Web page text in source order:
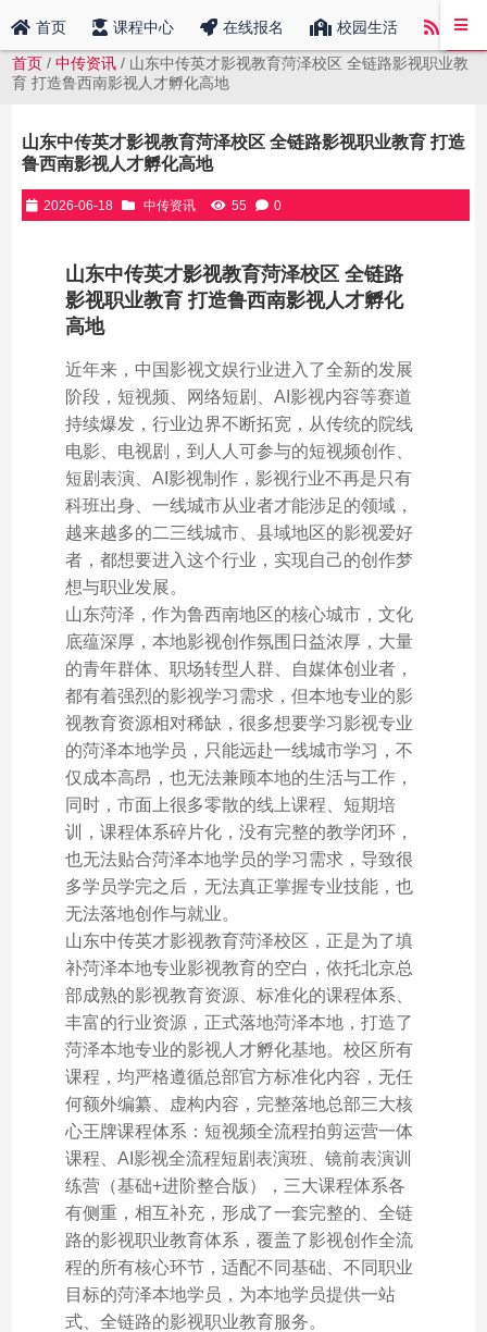
首页 课程中心 在线报名 校园生活 中传
首页 /中传资讯 / 山东中传英才影视教育菏泽校区 全链路影视职业教
育 打造鲁西南影视人才孵化高地
山东中传英才影视教育菏泽校区 全链路影视职业教育 打造
鲁西南影视人才孵化高地
2026-06-18 中传资讯 55 0
山东中传英才影视教育菏泽校区 全链路
影视职业教育 打造鲁西南影视人才孵化
高地
近年来，中国影视文娱行业进入了全新的发展
阶段，短视频、网络短剧、AI影视内容等赛道
持续爆发，行业边界不断拓宽，从传统的院线
电影、电视剧，到人人可参与的短视频创作、
短剧表演、AI影视制作，影视行业不再是只有
科班出身、一线城市从业者才能涉足的领域，
越来越多的二三线城市、县域地区的影视爱好
者，都想要进入这个行业，实现自己的创作梦
想与职业发展。
山东菏泽，作为鲁西南地区的核心城市，文化
底蕴深厚，本地影视创作氛围日益浓厚，大量
的青年群体、职场转型人群、自媒体创业者，
都有着强烈的影视学习需求，但本地专业的影
视教育资源相对稀缺，很多想要学习影视专业
的菏泽本地学员，只能远赴一线城市学习，不
仅成本高昂，也无法兼顾本地的生活与工作，
同时，市面上很多零散的线上课程、短期培
训，课程体系碎片化，没有完整的教学闭环，
也无法贴合菏泽本地学员的学习需求，导致很
多学员学完之后，无法真正掌握专业技能，也
无法落地创作与就业。
山东中传英才影视教育菏泽校区，正是为了填
补菏泽本地专业影视教育的空白，依托北京总
部成熟的影视教育资源、标准化的课程体系、
丰富的行业资源，正式落地菏泽本地，打造了
菏泽本地专业的影视人才孵化基地。校区所有
课程，均严格遵循总部官方标准化内容，无任
何额外编纂、虚构内容，完整落地总部三大核
心王牌课程体系：短视频全流程拍剪运营一体
课程、AI影视全流程短剧表演班、镜前表演训
练营（基础+进阶整合版），三大课程体系各
有侧重，相互补充，形成了一套完整的、全链
路的影视职业教育体系，覆盖了影视创作全流
程的所有核心环节，适配不同基础、不同职业
目标的菏泽本地学员，为本地学员提供一站
式、全链路的影视职业教育服务。